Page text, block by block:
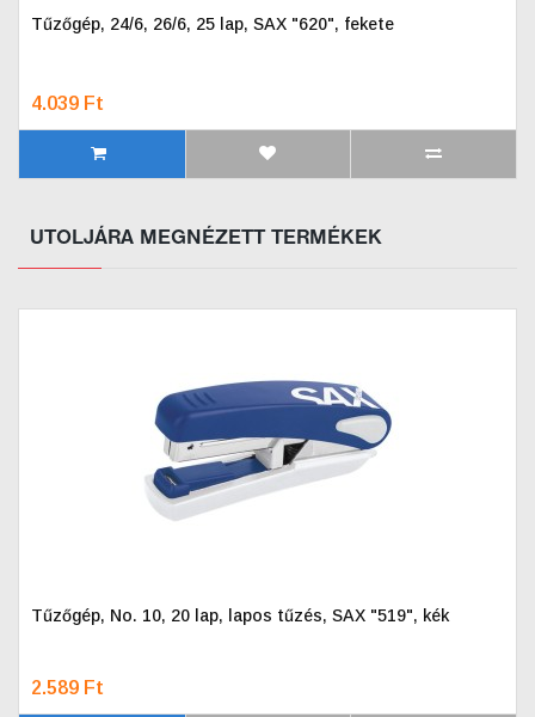
Tűzőgép, 24/6, 26/6, 25 lap, SAX "620", fekete
4.039 Ft
UTOLJÁRA MEGNÉZETT TERMÉKEK
Tűzőgép, No. 10, 20 lap, lapos tűzés, SAX "519", kék
2.589 Ft